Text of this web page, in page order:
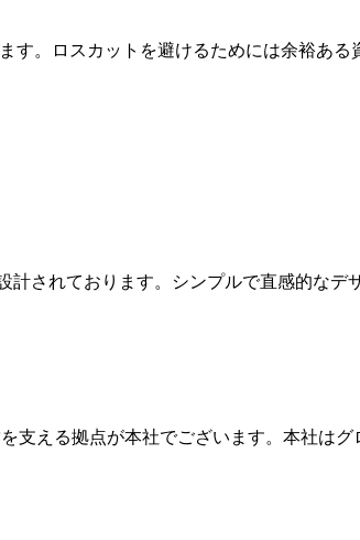
。ロスカットを避けるためには余裕ある
されております。シンプルで直感的なデ
支える拠点が本社でございます。本社は